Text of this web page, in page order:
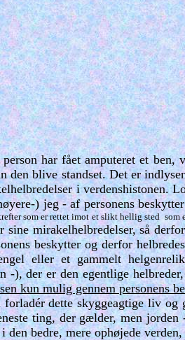
har fået amputeret et ben,
blive standset. Det er
i verdenshistonen.
) jeg - af personens
som er rettet imot et slikt hellig sted som
mirakelhelbredelser, så
beskytter og derfor
eller et gammelt
), der er den egentlige
kun mulig gennem personens
dette skyggeagtige liv
ting, der gælder, men jorden
bedre, mere ophøjede